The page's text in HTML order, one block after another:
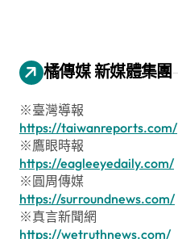
橘傳媒 新媒體集團
※臺灣導報
https://taiwanreports.com/
※鷹眼時報
https://eagleeyedaily.com/
※圓周傳媒
https://surroundnews.com/
※真言新聞網
https://wetruthnews.com/